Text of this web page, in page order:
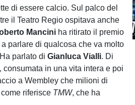
di essere calcio. Sul palco del
il Teatro Regio ospitava anche
Mancini ha ritirato il premio
parlare di qualcosa che va molto
parlato diGianluca Vialli. Di
in una vita intera e poi
a Wembley che milioni di
riferisce TMW, che ha